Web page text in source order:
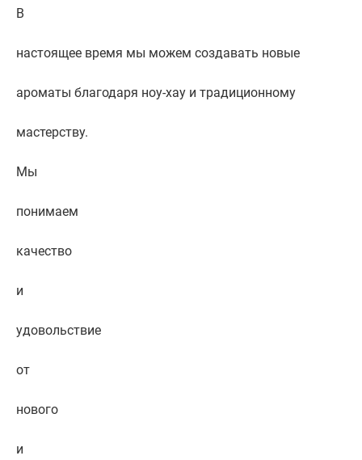
В
настоящее время мы можем создавать новые
ароматы благодаря ноу-хау и традиционному
мастерству.
Мы
понимаем
качество
и
удовольствие
от
нового
и